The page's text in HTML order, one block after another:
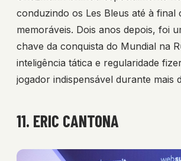
conduzindo os Les Bleus até à final
memoráveis. Dois anos depois, foi
chave da conquista do Mundial na
inteligência tática e regularidade
jogador indispensável durante mais
11. ERIC CANTONA